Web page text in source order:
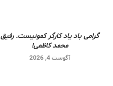
گرامی باد یاد کارگر کمونیست. رفیق
محمد کاظمی!
آگوست 4, 2026